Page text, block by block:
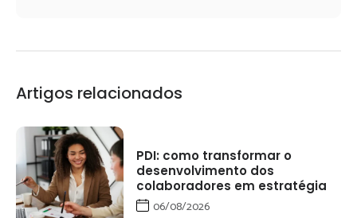
Artigos relacionados
PDI: como transformar o
desenvolvimento dos
colaboradores em estratégia
06/08/2026